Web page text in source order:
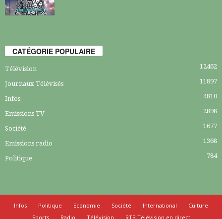
CATÉGORIE POPULAIRE
Télévision 12462
Journaux Télévisés 11897
Infos 4810
Emissions TV 2898
Société 1677
Emissions radio 1368
Politique 784
Infos Politique Economie Société International
Culture
Sports
Radio Télévision RTB Télévision en direct